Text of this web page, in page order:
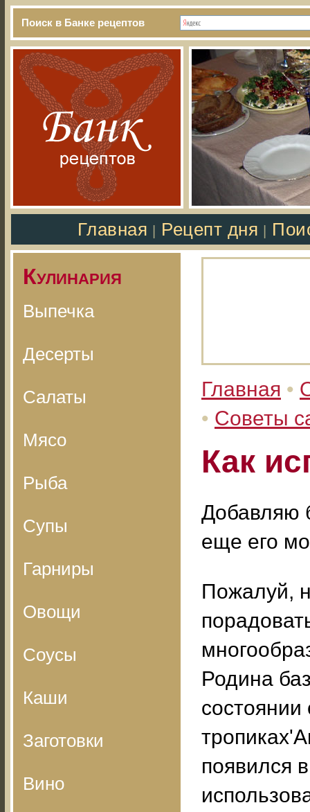
Поиск в Банке рецептов
Главная Рецепт дня
Кулинария
Выпечка
Десерты
Салаты
Мясо
Рыба
Супы
Гарниры
Овощи
Соусы
Каши
Заготовки
Вино
Главная •
• Советы
Как
Добавляю
еще его
Пожалуй,
Родина
состоянии
появился